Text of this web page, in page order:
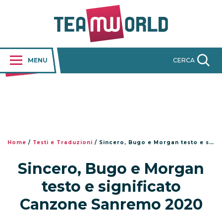
MENU CERCA
Home / Testi e Traduzioni / Sincero, Bugo e Morgan testo e significato Canzone Sanremo 2020
Sincero, Bugo e Morgan
testo e significato
Canzone Sanremo 2020